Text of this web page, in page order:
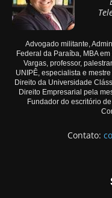
Advogado militante,
Federal da Paraíba, MBA
Vargas, professor,
UNIPÊ, especialista e
Direito da Universidade
Direito Empresarial pela
Fundador do escritório
Contato: